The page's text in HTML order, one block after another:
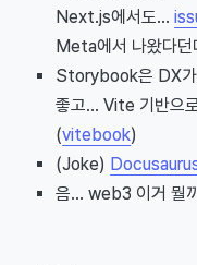
Next.js에서도...
Meta에서 나왔다던
Storybook은 DX가
좋고... Vite 기반으
(vitebook)
(Joke)
음... web3 이거 뭘